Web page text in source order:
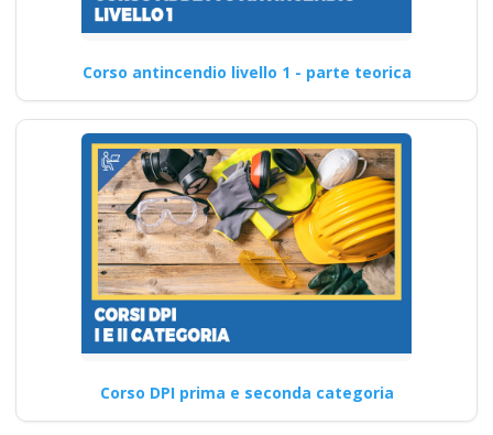
Corso antincendio livello 1 - parte teorica
Corso DPI prima e seconda categoria